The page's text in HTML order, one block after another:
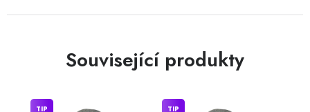
Související produkty
TIP TIP